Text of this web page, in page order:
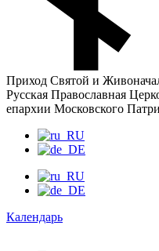
Приход Святой и
Русская Православная
епархии Московского
Календарь